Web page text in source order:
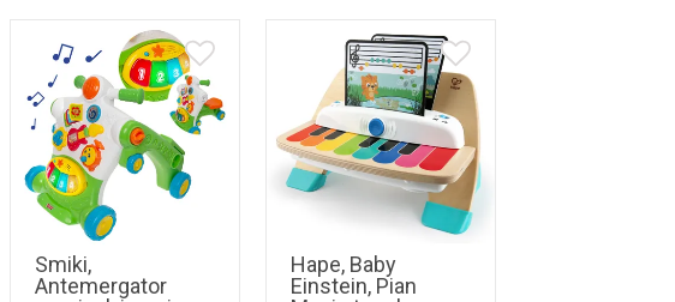
Smiki,
Antemergator
Hape, Baby
Einstein, Pian